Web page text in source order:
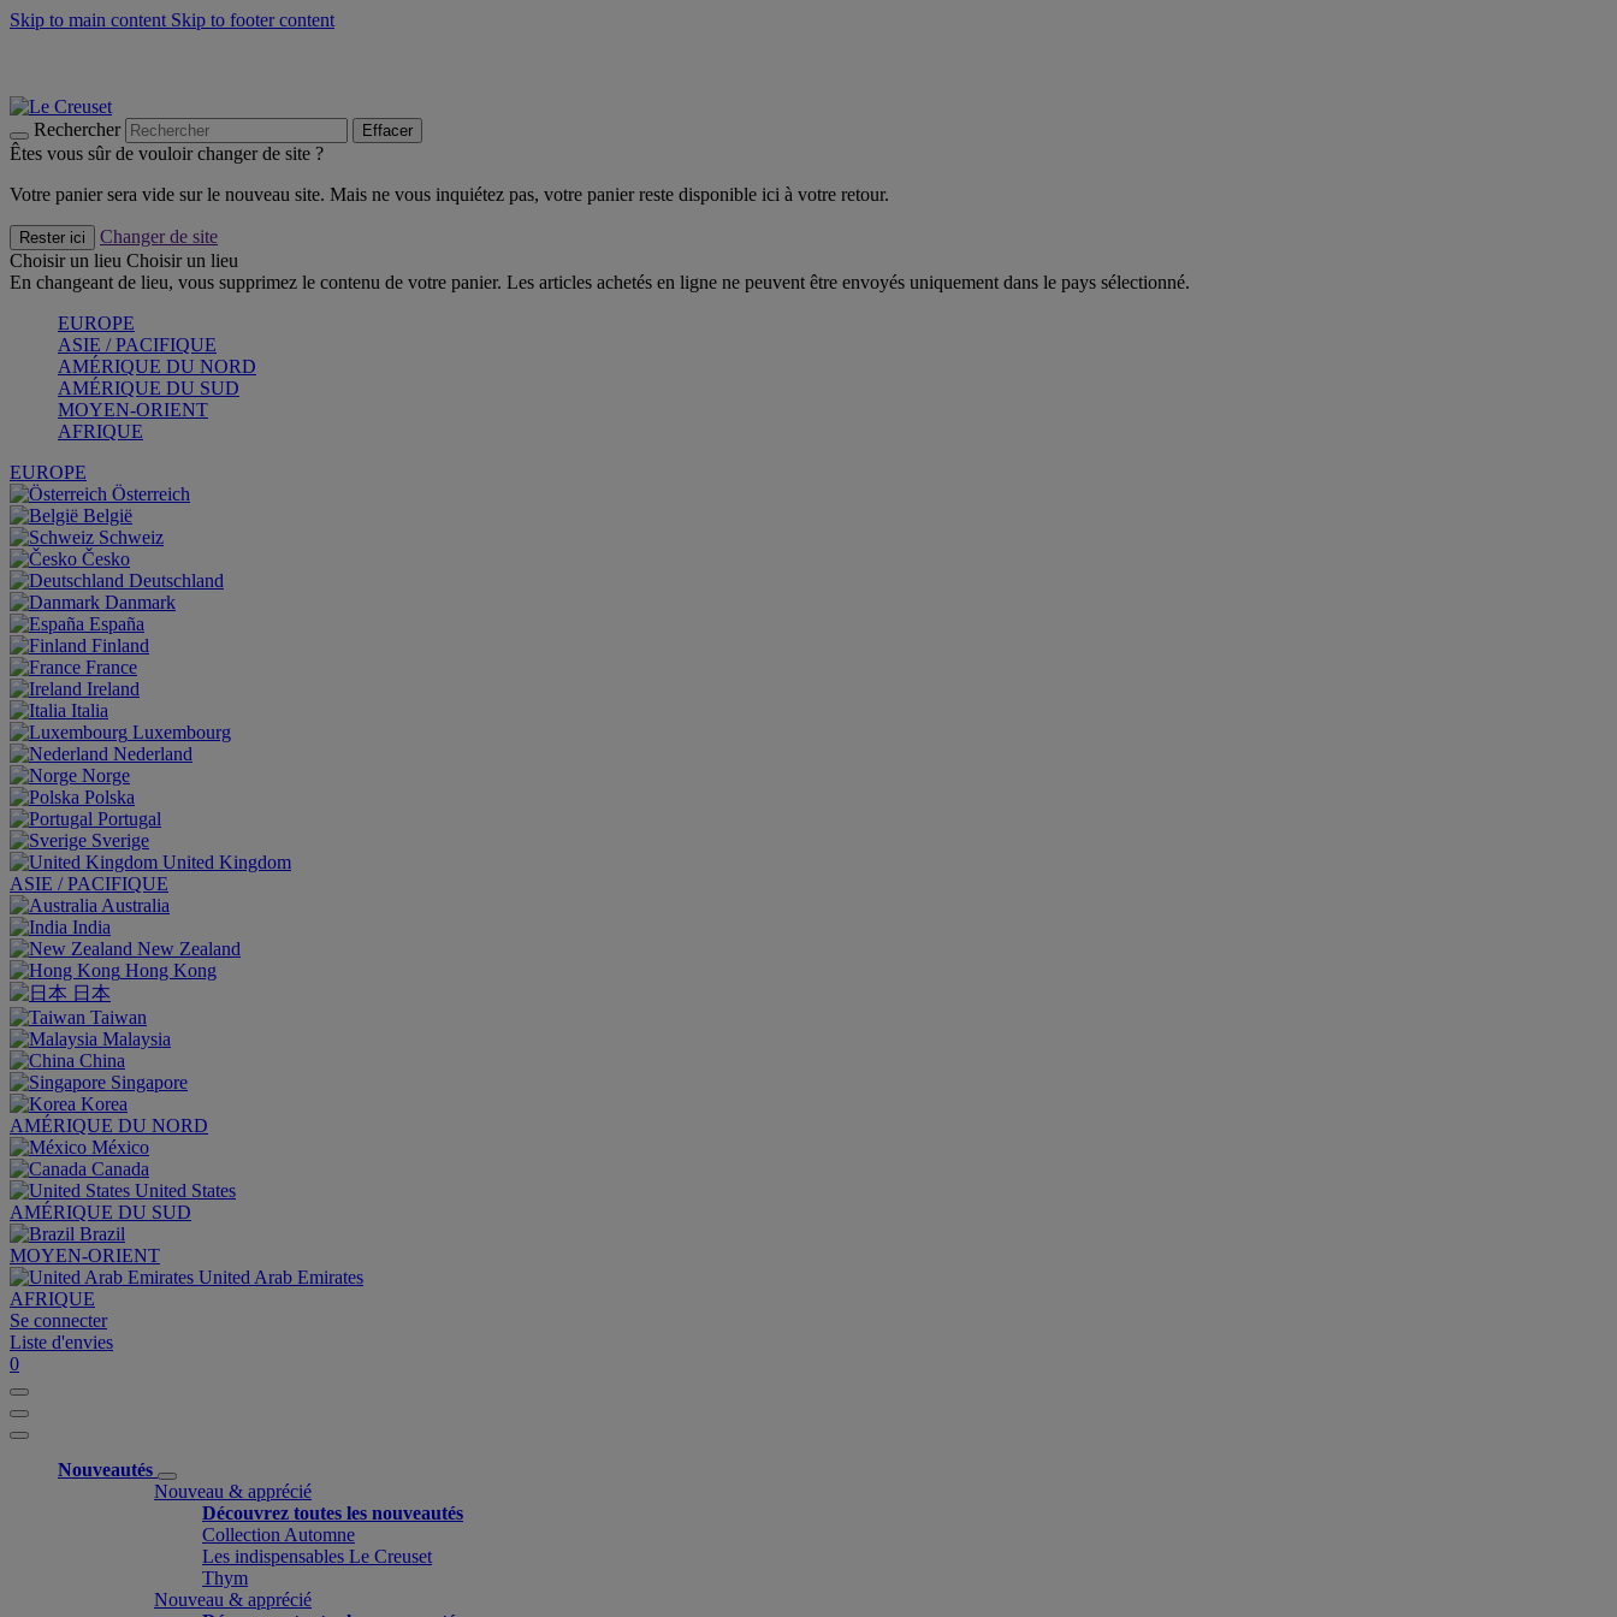
Skip to main content Skip to footer content
Rechercher Effacer
Êtes vous sûr de vouloir changer de site ?
Votre panier sera vide sur le nouveau site. Mais ne vous inquiétez pas, votre panier reste disponible ici à votre retour.
Rester ici
Changer de site
Choisir un lieu Choisir un lieu
En changeant de lieu, vous supprimez le contenu de votre panier. Les articles achetés en ligne ne peuvent être envoyés uniquement dans le pays sélectionné.
EUROPE
ASIE / PACIFIQUE
AMÉRIQUE DU NORD
AMÉRIQUE DU SUD
MOYEN-ORIENT
AFRIQUE
EUROPE
Österreich
België
Schweiz
Česko
Deutschland
Danmark
España
Finland
France
Ireland
Italia
Luxembourg
Nederland
Norge
Polska
Portugal
Sverige
United Kingdom
ASIE / PACIFIQUE
Australia
India
New Zealand
Hong Kong
日本
Taiwan
Malaysia
China
Singapore
Korea
AMÉRIQUE DU NORD
México
Canada
United States
AMÉRIQUE DU SUD
Brazil
MOYEN-ORIENT
United Arab Emirates
AFRIQUE
Se connecter
Liste d'envies
0
Nouveautés
Nouveau & apprécié
Découvrez toutes les nouveautés
Collection Automne
Les indispensables Le Creuset
Thym
Nouveau & apprécié